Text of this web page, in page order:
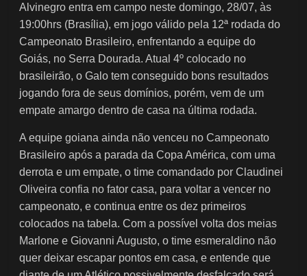
Alvinegro entra em campo neste domingo, 28/07, às
19:00hrs (Brasília), em jogo válido pela 12ª rodada do
Campeonato Brasileiro, enfrentando a equipe do
Goiás, no Serra Dourada. Atual 4º colocado no
brasileirão, o Galo tem conseguido bons resultados
jogando fora de seus domínios, porém, vem de um
empate amargo dentro de casa na última rodada.
A equipe goiana ainda não venceu no Campeonato
Brasileiro após a parada da Copa América, com uma
derrota e um empate, o time comandado por Claudinei
Oliveira confia no fator casa, para voltar a vencer no
campeonato, e continua entre os dez primeiros
colocados na tabela. Com a possível volta dos meias
Marlone e Giovanni Augusto, o time esmeraldino não
quer deixar escapar pontos em casa, e entende que